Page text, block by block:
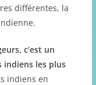
différentes, la
c’est un
indiens les plus
indiens en